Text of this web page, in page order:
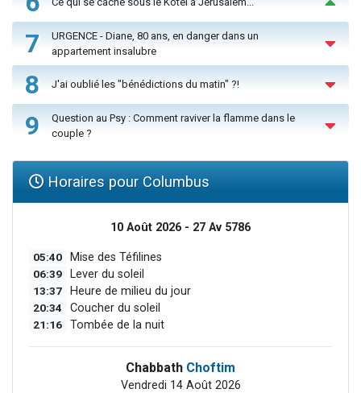
7
URGENCE - Diane, 80 ans, en danger dans un
appartement insalubre
8 J'ai oublié les "bénédictions du matin" ?!
9
Question au Psy : Comment raviver la flamme dans le
couple ?
Horaires pour Columbus
10 Août 2026 - 27 Av 5786
05:40 Mise des Téfilines
06:39 Lever du soleil
13:37 Heure de milieu du jour
20:34 Coucher du soleil
21:16 Tombée de la nuit
Chabbath Choftim
Vendredi 14 Août 2026